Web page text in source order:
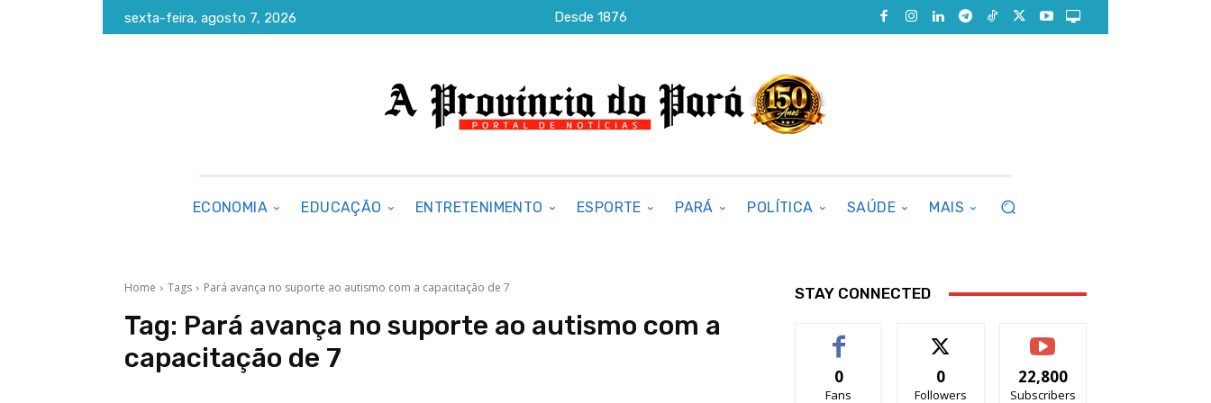
sexta-feira, agosto 7, 2026 Desde 1876
ECONOMIA EDUCAÇÃO ENTRETENIMENTO ESPORTE PARÁ POLÍTICA SAÚDE MAIS
Home Tags Pará avança no suporte ao autismo com a capacitação de 7
Tag: Pará avança no suporte ao autismo com a
capacitação de 7
STAY CONNECTED
0
Fans
0
Followers
22,800
Subscribers